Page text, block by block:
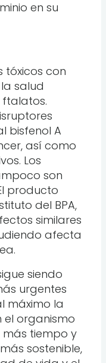
en su
tóxicos con
salud
ftalatos.
bisfenol A
así como
Los
son
producto
del BPA,
similares
afecta
siendo
urgentes
máximo la
el organismo
más tiempo y
sostenible,